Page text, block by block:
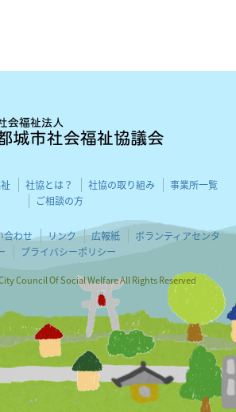
社協とは？ 社協の取り組み
事業所一覧
ご相談の方
合わせ リンク 広報紙
ボランティアセンタ
プライバシーポリシー
Council Of Social Welfare All Rights Reserved